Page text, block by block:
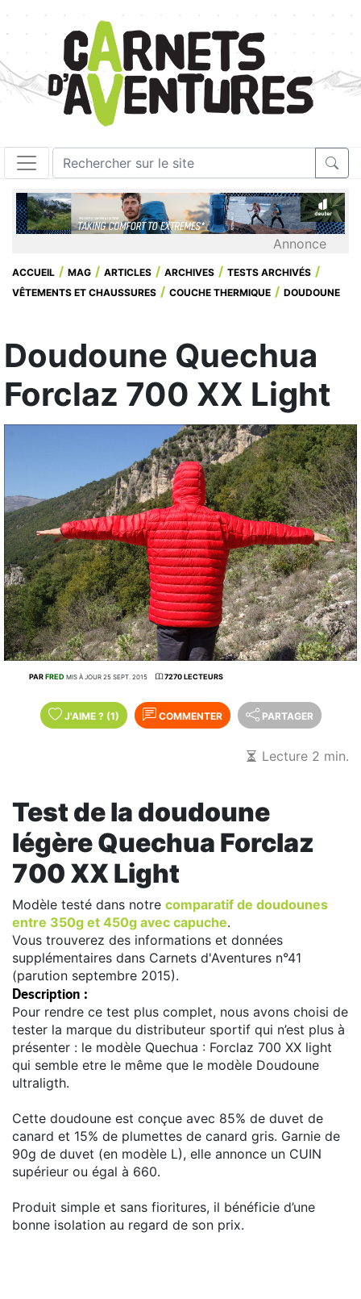
Annonce
ACCUEIL MAG ARTICLES ARCHIVES
TESTS ARCHIVÉS
VÊTEMENTS ET CHAUSSURES
COUCHE THERMIQUE DOUDOUNE
Doudoune Quechua
Forclaz 700 XX Light
PARFRED MIS À JOUR 25 SEPT. 2015 7270 LECTEURS
J'AIME ? (1) COMMENTER PARTAGER
Lecture 2 min.
Test de la doudoune
légère Quechua Forclaz
700 XX Light
Modèle testé dans notre comparatif de doudounes
entre 350g et 450g avec capuche.
Vous trouverez des informations et données
supplémentaires dans Carnets d'Aventures n°41
(parution septembre 2015).
Description :
Pour rendre ce test plus complet, nous avons choisi de
tester la marque du distributeur sportif qui n’est plus à
présenter : le modèle Quechua : Forclaz 700 XX light
qui semble etre le même que le modèle Doudoune
ultraligth.
Cette doudoune est conçue avec 85% de duvet de
canard et 15% de plumettes de canard gris. Garnie de
90g de duvet (en modèle L), elle annonce un CUIN
supérieur ou égal à 660.
Produit simple et sans fioritures, il bénéficie d’une
bonne isolation au regard de son prix.